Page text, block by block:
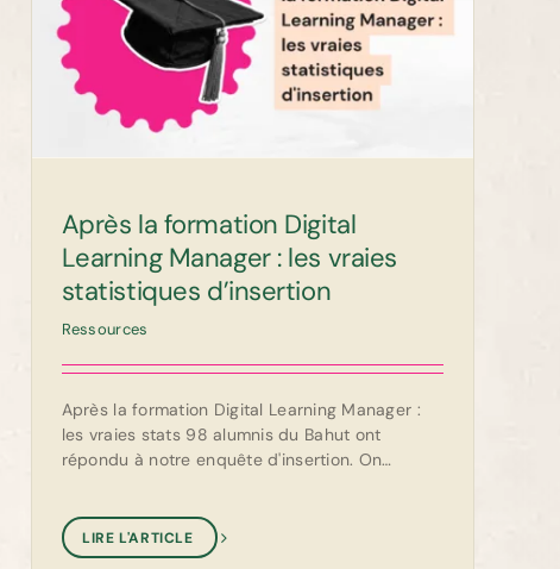
Après la formation Digital
Learning Manager : les vraies
statistiques d’insertion
Ressources
Après la formation Digital Learning Manager :
les vraies stats 98 alumnis du Bahut ont
répondu à notre enquête d'insertion. On